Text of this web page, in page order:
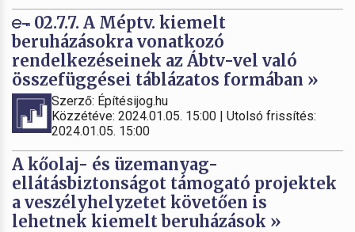
02.7.7. A Méptv. kiemelt
beruházásokra vonatkozó
rendelkezéseinek az Ábtv-vel való
összefüggései táblázatos formában »
Szerző: Építésijog.hu
Közzétéve: 2024.01.05. 15:00 | Utolsó frissítés:
2024.01.05. 15:00
A kőolaj- és üzemanyag-
ellátásbiztonságot támogató projektek
a veszélyhelyzetet követően is
lehetnek kiemelt beruházások »